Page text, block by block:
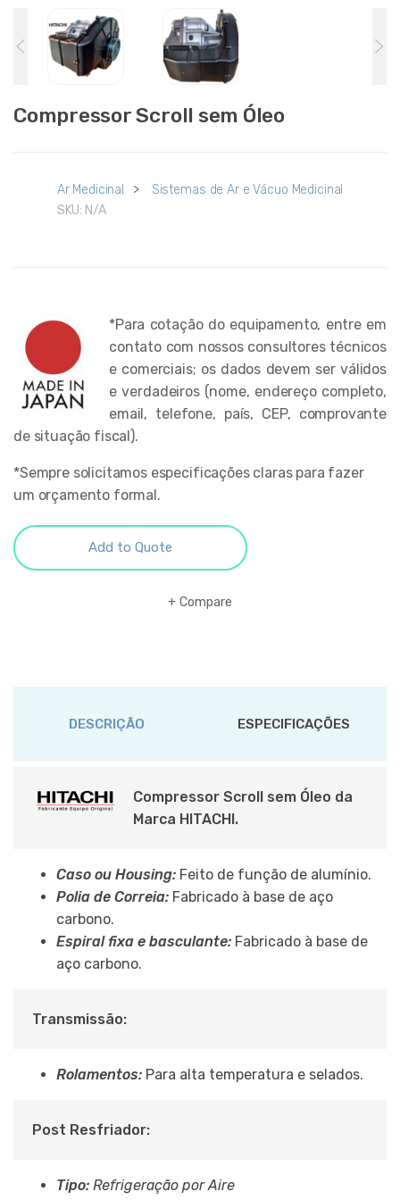
Compressor Scroll sem Óleo
Ar Medicinal >
Sistemas de Ar e Vácuo Medicinal
SKU: N/A
*Para cotação do equipamento, entre em
contato com nossos consultores técnicos
e comerciais; os dados devem ser válidos
e verdadeiros (nome, endereço completo,
email, telefone, país, CEP, comprovante
de situação fiscal).
*Sempre solicitamos especificações claras para fazer
um orçamento formal.
Add to Quote
Compare
DESCRIÇÃO ESPECIFICAÇÕES
Compressor Scroll sem Óleo da
Marca HITACHI.
Caso ou Housing: Feito de função de alumínio.
Polia de Correia: Fabricado à base de aço
carbono.
Espiral fixa e basculante: Fabricado à base de
aço carbono.
Transmissão:
Rolamentos: Para alta temperatura e selados.
Post Resfriador:
Tipo: Refrigeração por Aire